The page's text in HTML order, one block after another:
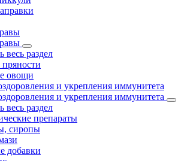
весь раздел
овощи
и укрепления иммунитета
и укрепления иммунитета
весь раздел
препараты
сиропы
добавки